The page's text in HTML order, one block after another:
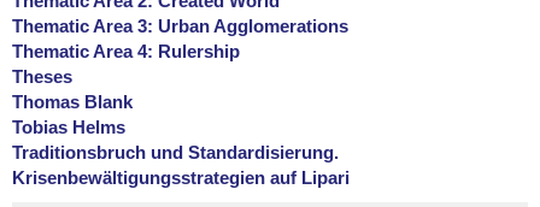
Thematic Area 3: Urban Agglomerations
Thematic Area 4: Rulership
Theses
Thomas Blank
Tobias Helms
Traditionsbruch und Standardisierung.
Krisenbewältigungsstrategien auf Lipari